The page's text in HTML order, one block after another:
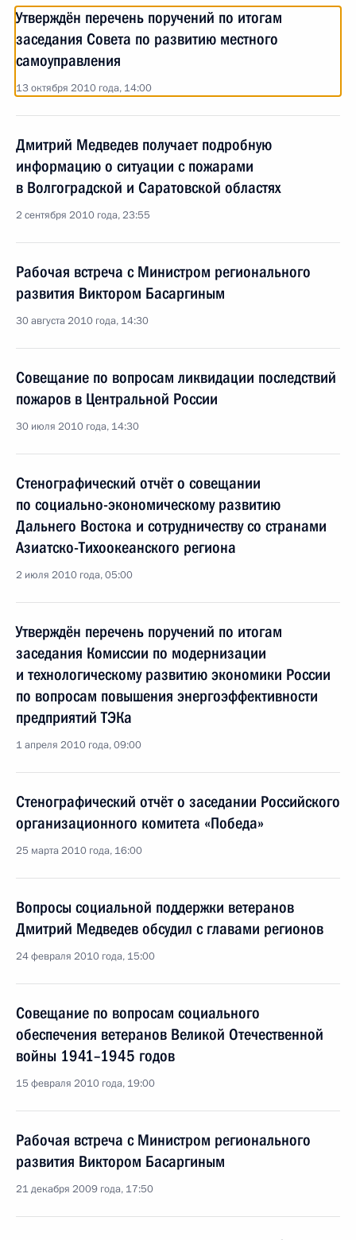
Утверждён перечень поручений по итогам
заседания Совета по развитию местного
самоуправления
13 октября 2010 года, 14:00
Дмитрий Медведев получает подробную
информацию о ситуации с пожарами
в Волгоградской и Саратовской областях
2 сентября 2010 года, 23:55
Рабочая встреча с Министром регионального
развития Виктором Басаргиным
30 августа 2010 года, 14:30
Совещание по вопросам ликвидации последствий
пожаров в Центральной России
30 июля 2010 года, 14:30
Стенографический отчёт о совещании
по социально-экономическому развитию
Дальнего Востока и сотрудничеству со странами
Азиатско-Тихоокеанского региона
2 июля 2010 года, 05:00
Утверждён перечень поручений по итогам
заседания Комиссии по модернизации
и технологическому развитию экономики России
по вопросам повышения энергоэффективности
предприятий ТЭКа
1 апреля 2010 года, 09:00
Стенографический отчёт о заседании Российского
организационного комитета «Победа»
25 марта 2010 года, 16:00
Вопросы социальной поддержки ветеранов
Дмитрий Медведев обсудил с главами регионов
24 февраля 2010 года, 15:00
Совещание по вопросам социального
обеспечения ветеранов Великой Отечественной
войны 1941–1945 годов
15 февраля 2010 года, 19:00
Рабочая встреча с Министром регионального
развития Виктором Басаргиным
21 декабря 2009 года, 17:50